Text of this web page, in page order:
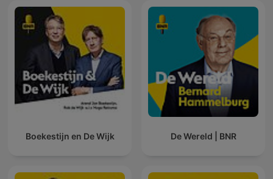
Boekestijn en De Wijk De Wereld | BNR